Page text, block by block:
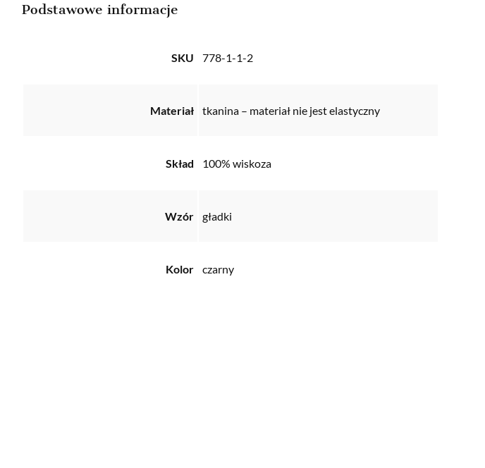
Podstawowe informacje
SKU 778-1-1-2
Materiał tkanina – materiał nie jest elastyczny
Skład 100% wiskoza
Wzór gładki
Kolor czarny